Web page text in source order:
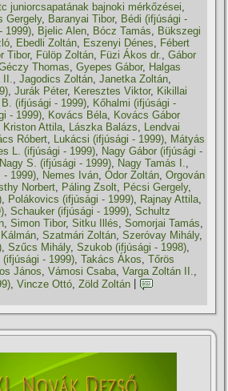
juniorcsapatának bajnoki mérkőzései,
Gergely, Baranyai Tibor, Bédi (ifjúsági -
1999), Bjelic Alen, Bócz Tamás, Bükszegi
, Ebedli Zoltán, Eszenyi Dénes, Fébert
Tibor, Fülöp Zoltán, Füzi Ákos dr.,Gábor
Thomas,Gyepes Gábor, Halgas
II.,Jagodics Zoltán,Janetka Zoltán,
,Jurák Péter, Keresztes Viktor, Kikillai
(ifjúsági - 1999), Kőhalmi (ifjúsági -
- 1999), Kovács Béla, Kovács Gábor
Kriston Attila, Lászka Balázs, Lendvai
Róbert, Lukácsi (ifjúsági - 1999), Mátyás
L. (ifjúsági - 1999), Nagy Gábor (ifjúsági -
Nagy S. (ifjúsági - 1999), Nagy Tamás I.,
- 1999), Nemes Iván,Ódor Zoltán,Orgován
Norbert, Páling Zsolt, Pécsi Gergely,
, Polákovics (ifjúsági - 1999), Rajnay Attila,
,Schauker (ifjúsági - 1999),Schultz
,Simon Tibor,Sitku Illés,Somorjai Tamás,
,Szatmári Zoltán,Szeróvay Mihály,
,Szűcs Mihály,Szukob (ifjúsági - 1998),
(ifjúsági - 1999),Takács Ákos,Tőrös
János,Vámosi Csaba,Varga Zoltán II.,
,Vincze Ottó ,Zöld Zoltán